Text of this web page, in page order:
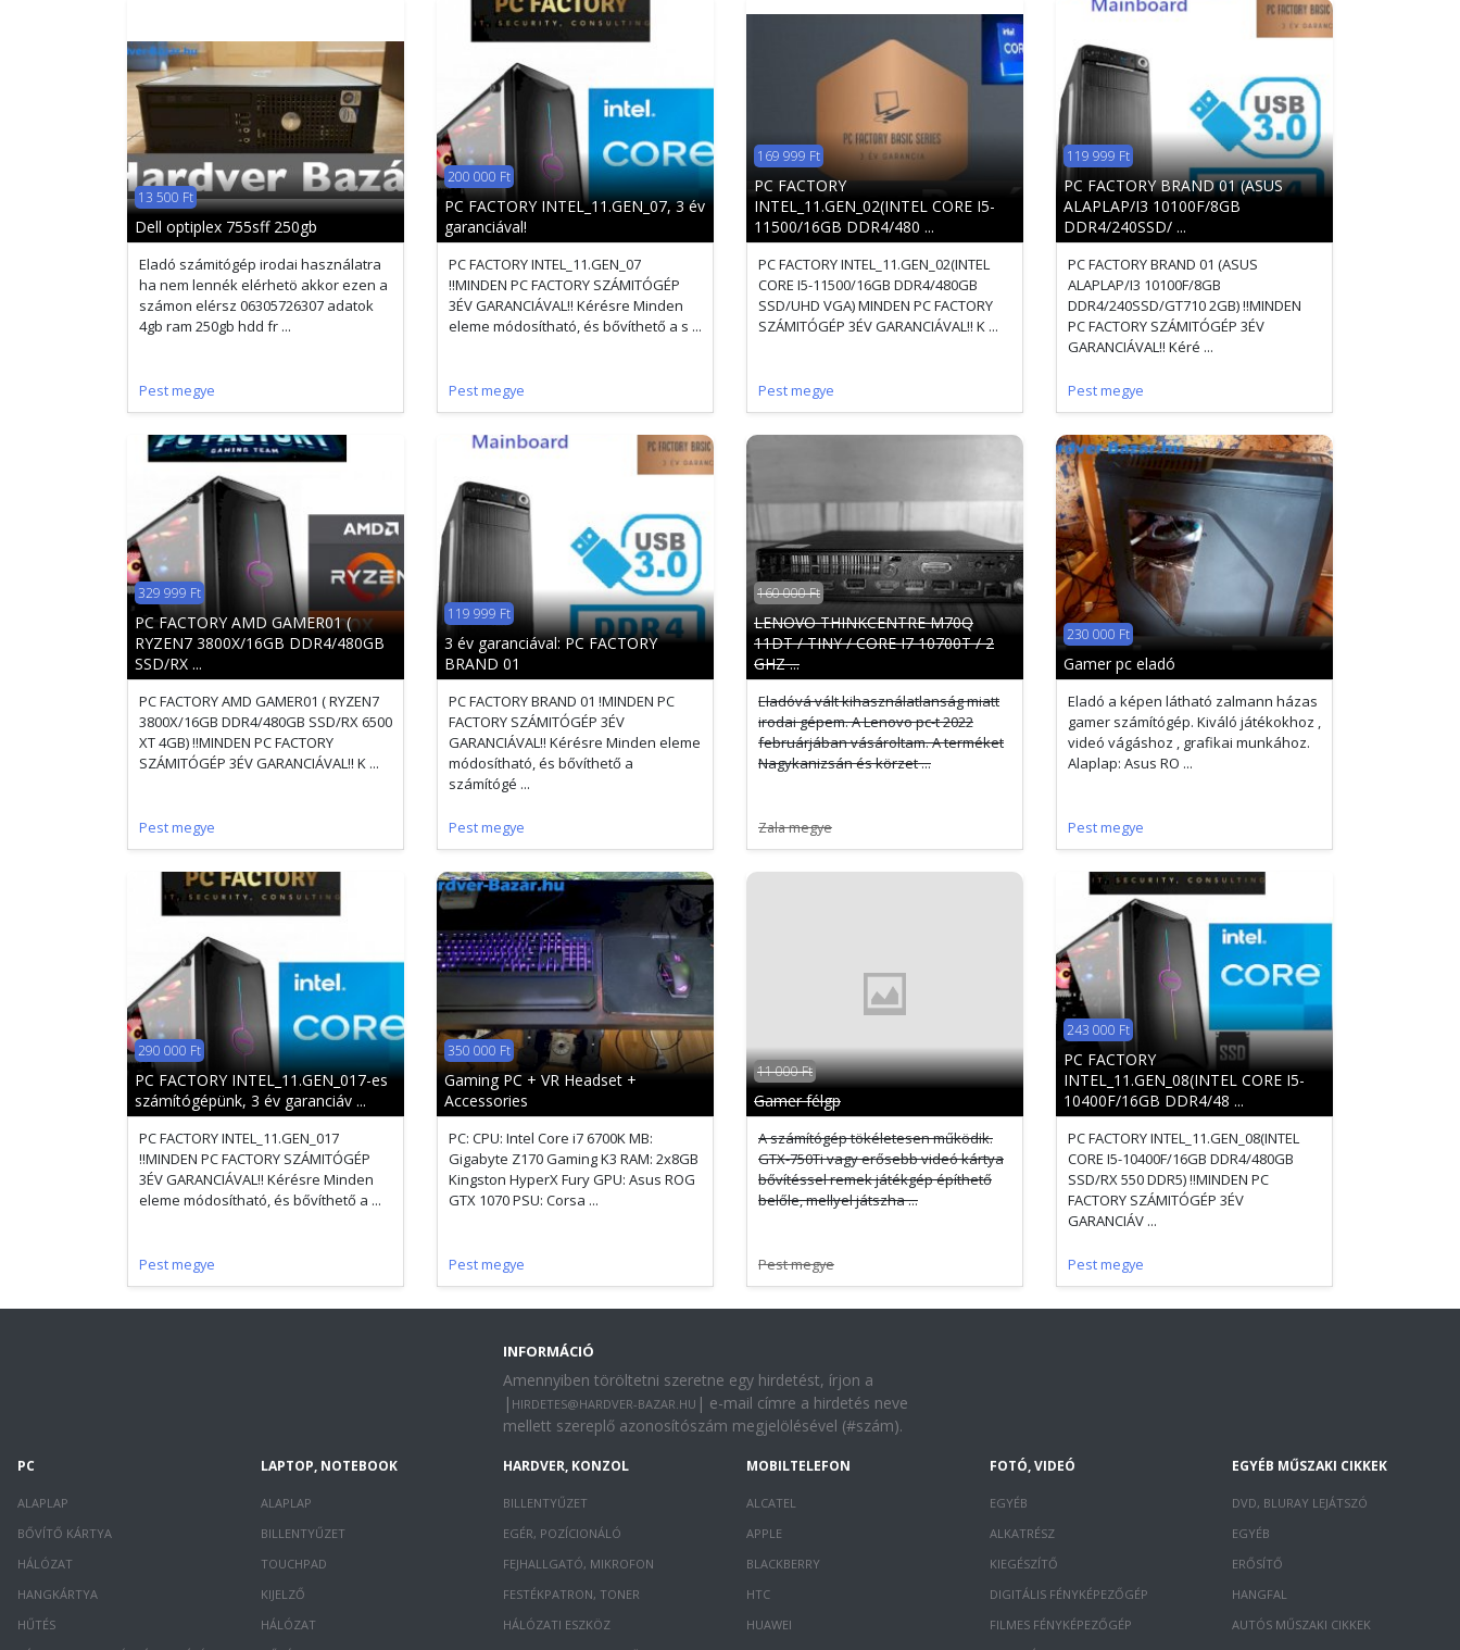
13 500 Ft
Dell optiplex 755sff 250gb
Eladó számitógép irodai használatra
ha nem lennék elérhetö akkor ezen a
számon elérsz 06305726307 adatok
4gb ram 250gb hdd fr ...
Pest megye
200 000 Ft
PC FACTORY INTEL_11.GEN_07, 3 év
garanciával!
PC FACTORY INTEL_11.GEN_07
!!MINDEN PC FACTORY SZÁMITÓGÉP
3ÉV GARANCIÁVAL!! Kérésre Minden
eleme módosítható, és bővíthető a s ...
Pest megye
169 999 Ft
PC FACTORY
INTEL_11.GEN_02(INTEL CORE I5-
11500/16GB DDR4/480 ...
PC FACTORY INTEL_11.GEN_02(INTEL
CORE I5-11500/16GB DDR4/480GB
SSD/UHD VGA) MINDEN PC FACTORY
SZÁMITÓGÉP 3ÉV GARANCIÁVAL!! K ...
Pest megye
119 999 Ft
PC FACTORY BRAND 01 (ASUS
ALAPLAP/I3 10100F/8GB
DDR4/240SSD/ ...
PC FACTORY BRAND 01 (ASUS
ALAPLAP/I3 10100F/8GB
DDR4/240SSD/GT710 2GB) !!MINDEN
PC FACTORY SZÁMITÓGÉP 3ÉV
GARANCIÁVAL!! Kéré ...
Pest megye
329 999 Ft
PC FACTORY AMD GAMER01 (
RYZEN7 3800X/16GB DDR4/480GB
SSD/RX ...
PC FACTORY AMD GAMER01 ( RYZEN7
3800X/16GB DDR4/480GB SSD/RX 6500
XT 4GB) !!MINDEN PC FACTORY
SZÁMITÓGÉP 3ÉV GARANCIÁVAL!! K ...
Pest megye
119 999 Ft
3 év garanciával: PC FACTORY
BRAND 01
PC FACTORY BRAND 01 !MINDEN PC
FACTORY SZÁMITÓGÉP 3ÉV
GARANCIÁVAL!! Kérésre Minden eleme
módosítható, és bővíthető a
számítógé ...
Pest megye
160 000 Ft
LENOVO THINKCENTRE M70Q
11DT / TINY / CORE I7 10700T / 2
GHZ ...
Eladóvá vált kihasználatlanság miatt
irodai gépem. A Lenovo pc-t 2022
februárjában vásároltam. A terméket
Nagykanizsán és körzet ...
Zala megye
230 000 Ft
Gamer pc eladó
Eladó a képen látható zalmann házas
gamer számítógép. Kiváló játékokhoz ,
videó vágáshoz , grafikai munkához.
Alaplap: Asus RO ...
Pest megye
290 000 Ft
PC FACTORY INTEL_11.GEN_017-es
számítógépünk, 3 év garanciáv ...
PC FACTORY INTEL_11.GEN_017
!!MINDEN PC FACTORY SZÁMITÓGÉP
3ÉV GARANCIÁVAL!! Kérésre Minden
eleme módosítható, és bővíthető a ...
Pest megye
350 000 Ft
Gaming PC + VR Headset +
Accessories
PC: CPU: Intel Core i7 6700K MB:
Gigabyte Z170 Gaming K3 RAM: 2x8GB
Kingston HyperX Fury GPU: Asus ROG
GTX 1070 PSU: Corsa ...
Pest megye
11 000 Ft
Gamer félgp
A számítógép tökéletesen működik.
GTX-750Ti vagy erősebb videó kártya
bővítéssel remek játékgép építhető
belőle, mellyel játszha ...
Pest megye
243 000 Ft
PC FACTORY
INTEL_11.GEN_08(INTEL CORE I5-
10400F/16GB DDR4/48 ...
PC FACTORY INTEL_11.GEN_08(INTEL
CORE I5-10400F/16GB DDR4/480GB
SSD/RX 550 DDR5) !!MINDEN PC
FACTORY SZÁMITÓGÉP 3ÉV
GARANCIÁV ...
Pest megye
INFORMÁCIÓ
Amennyiben töröltetni szeretne egy hirdetést, írjon a
| HIRDETES@HARDVER-BAZAR.HU | e-mail címre a hirdetés neve
mellett szereplő azonosítószám megjelölésével (#szám).
PC
ALAPLAP
BŐVÍTŐ KÁRTYA
HÁLÓZAT
HANGKÁRTYA
HŰTÉS
LAPTOP, NOTEBOOK
ALAPLAP
BILLENTYŰZET
TOUCHPAD
KIJELZŐ
HÁLÓZAT
HARDVER, KONZOL
BILLENTYŰZET
EGÉR, POZÍCIONÁLÓ
FEJHALLGATÓ, MIKROFON
FESTÉKPATRON, TONER
HÁLÓZATI ESZKÖZ
MOBILTELEFON
ALCATEL
APPLE
BLACKBERRY
HTC
HUAWEI
FOTÓ, VIDEÓ
EGYÉB
ALKATRÉSZ
KIEGÉSZÍTŐ
DIGITÁLIS FÉNYKÉPEZŐGÉP
FILMES FÉNYKÉPEZŐGÉP
EGYÉB MŰSZAKI CIKKEK
DVD, BLURAY LEJÁTSZÓ
EGYÉB
ERŐSÍTŐ
HANGFAL
AUTÓS MŰSZAKI CIKKEK